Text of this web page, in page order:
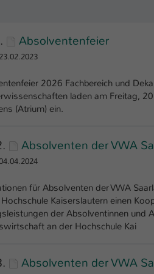
Absolventenfeier
2026 Fachbereich und
laden am Freitag,
(Atrium) ein.
Absolventen der VWA
für Absolventen der VWA
Kaiserslautern einen
der Absolventinnen und
an der Hochschule Kai
Absolventen der VWA